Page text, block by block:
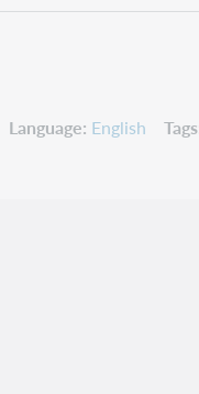
Language English Tags